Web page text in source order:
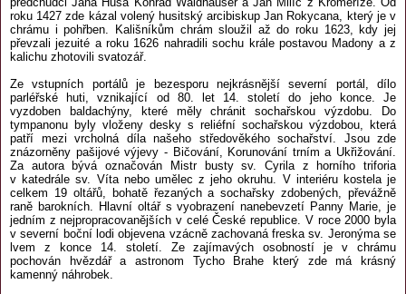
roku 1427 zde kázal volený husitský arcibiskup Jan Rokycana, který je v
chrámu i pohřben. Kališníkům chrám sloužil až do roku 1623, kdy jej
převzali jezuité a roku 1626 nahradili sochu krále postavou Madony a z
kalichu zhotovili svatozář.
Ze vstupních portálů je bezesporu nejkrásnější severní portál, dílo
parléřské huti, vznikající od 80. let 14. století do jeho konce. Je
vyzdoben baldachýny, které měly chránit sochařskou výzdobu. Do
tympanonu byly vloženy desky s reliéfní sochařskou výzdobou, která
patří mezi vrcholná díla našeho středověkého sochařství. Jsou zde
znázorněny pašijové výjevy - Bičování, Korunování trním a Ukřižování.
Za autora bývá označován Mistr busty sv. Cyrila z horního triforia
v katedrále sv. Víta nebo umělec z jeho okruhu. V interiéru kostela je
celkem 19 oltářů, bohatě řezaných a sochařsky zdobených, převážně
raně barokních. Hlavní oltář s vyobrazení nanebevzetí Panny Marie, je
jedním z nejpropracovanějších v celé České republice. V roce 2000 byla
v severní boční lodi objevena vzácně zachovaná freska sv. Jeronýma se
lvem z konce 14. století. Ze zajímavých osobností je v chrámu
pochován hvězdář a astronom Tycho Brahe který zde má krásný
kamenný náhrobek.